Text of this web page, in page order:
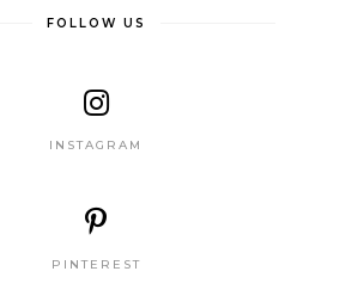
FOLLOW US
INSTAGRAM
PINTEREST